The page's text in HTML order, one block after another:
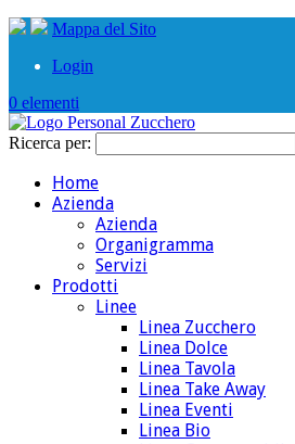
Mappa del Sito
Login
0 elementi
Ricerca per:
Home
Azienda
Azienda
Organigramma
Servizi
Prodotti
Linee
Linea Zucchero
Linea Dolce
Linea Tavola
Linea Take Away
Linea Eventi
Linea Bio